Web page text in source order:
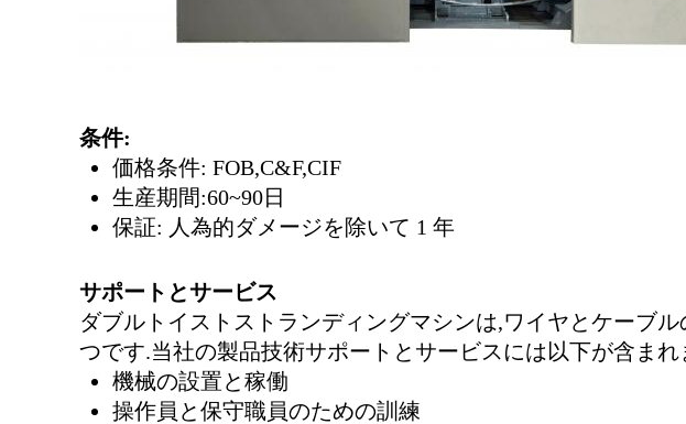
条件:
価格条件: FOB,C&F,CIF
生産期間:60~90日
保証: 人為的ダメージを除いて 1 年
サポートとサービス
ダブルトイストストランディングマシンは,ワイヤとケーブ
つです.当社の製品技術サポートとサービスには以下が含まれ
機械の設置と稼働
操作員と保守職員のための訓練